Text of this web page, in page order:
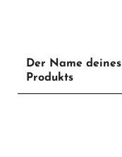
Der Name deines
Produkts